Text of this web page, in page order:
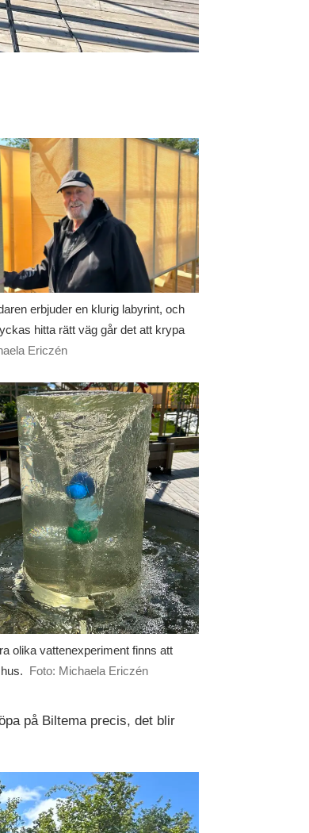
erbjuder en klurig labyrint, och
hitta rätt väg går det att krypa
Ericzén
olika vattenexperiment finns att
Foto: Michaela Ericzén
på Biltema precis, det blir